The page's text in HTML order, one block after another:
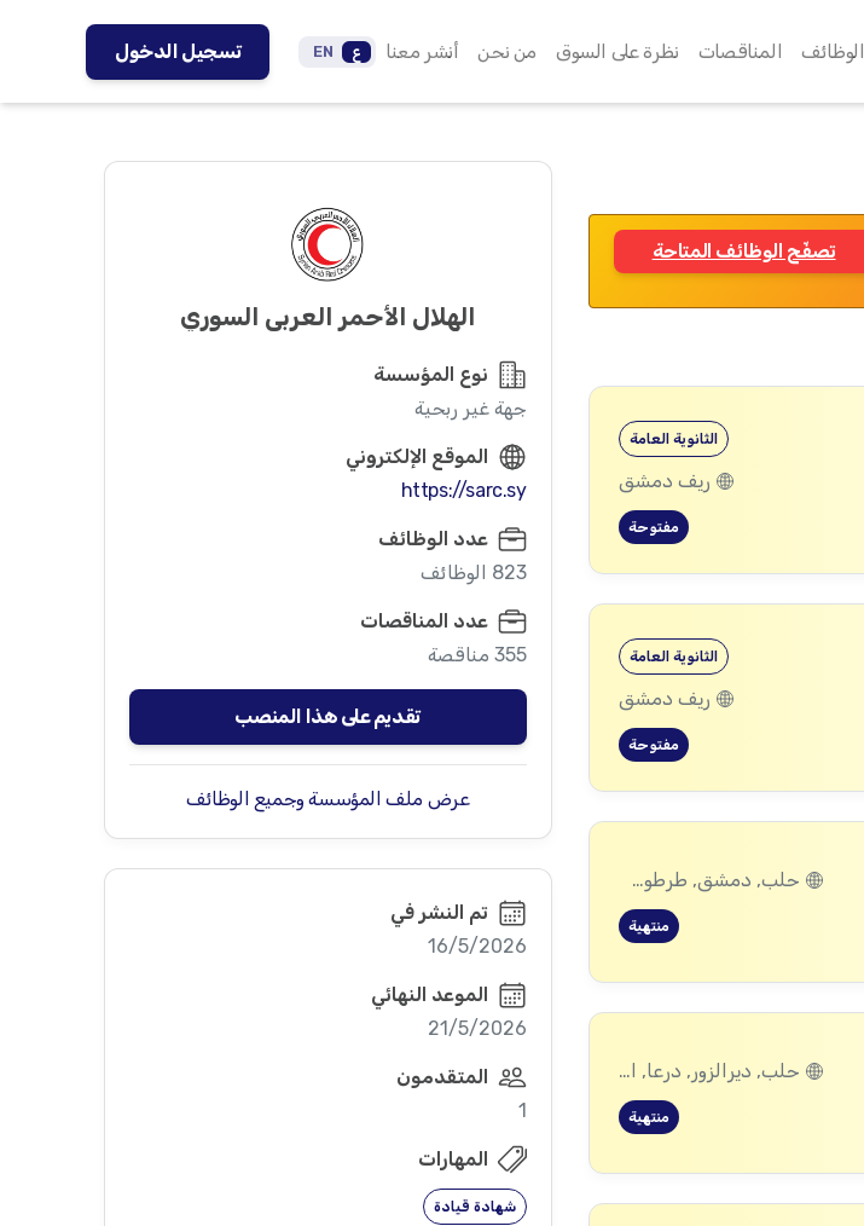
الوظائف المناقصات نظرة على السوق من نحن أنشر معنا ع EN تسجيل الدخول
تصفّح الوظائف المتاحة
الثانوية العامة
ريف دمشق
مفتوحة
الثانوية العامة
ريف دمشق
مفتوحة
حلب, دمشق, طرطوس, ريف دمشق, ديرالزور, درعا, اللاذقية, الرقة, الحسكة
منتهية
حلب, ديرالزور, درعا, القنيطرة
منتهية
الهلال الأحمر العربي السوري
نوع المؤسسة
جهة غير ربحية
الموقع الإلكتروني
https://sarc.sy
عدد الوظائف
823 الوظائف
عدد المناقصات
355 مناقصة
تقديم على هذا المنصب
عرض ملف المؤسسة وجميع الوظائف
تم النشر في
16/5/2026
الموعد النهائي
21/5/2026
المتقدمون
1
المهارات
شهادة قيادة